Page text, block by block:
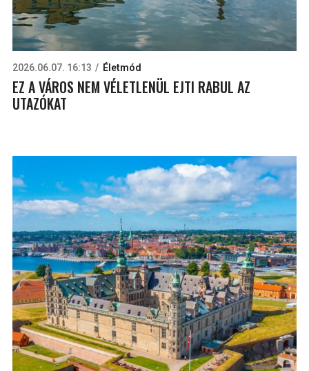
2026.06.07. 16:13 Életmód
EZ A VÁROS NEM VÉLETLENÜL EJTI RABUL AZ
UTAZÓKAT